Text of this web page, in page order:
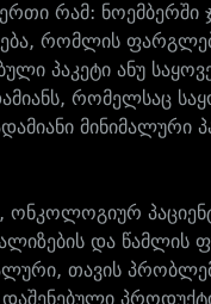
რამ: ნოემბერში
რომლის
პაკეტი ანუ
რომელსაც
მინიმალური
ონკოლოგიურ
და წამლის
თავის
დაშენებული